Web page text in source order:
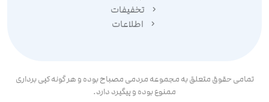
تخفیفات
اطلاعات
تمامی حقوق متعلق به مجموعه مردمی مصباح بوده و هر گونه کپی برداری
ممنوع بوده و پیگیرد دارد.